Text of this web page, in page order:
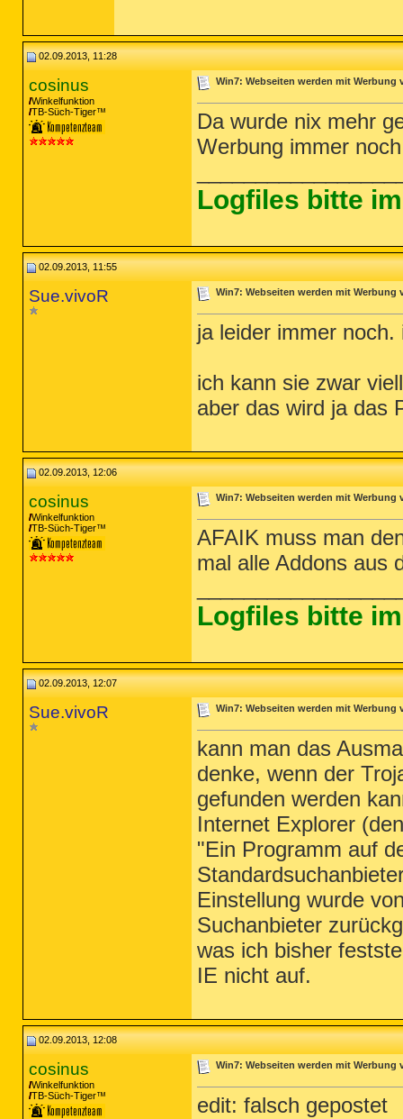
02.09.2013, 11:28
cosinus
Winkelfunktion
TB-Süch-Tiger™
Win7: Webseiten werden mit
Da wurde nix mehr
Werbung immer
Logfiles bitte
02.09.2013, 11:55
Sue.vivoR Win7: Webseiten werden mit
ja leider immer
ich kann sie zwar
aber das wird ja das
02.09.2013, 12:06
cosinus
Winkelfunktion
TB-Süch-Tiger™
Win7: Webseiten werden mit
AFAIK muss man
mal alle Addons aus
Logfiles bitte
02.09.2013, 12:07
Sue.vivoR Win7: Webseiten werden mit
kann man das
denke, wenn der
gefunden werden
Internet Explorer
"Ein Programm auf
Einstellung wurde
Suchanbieter
was ich bisher
IE nicht auf.
02.09.2013, 12:08
cosinus
Winkelfunktion
TB-Süch-Tiger™
Win7: Webseiten werden mit
edit: falsch gepostet